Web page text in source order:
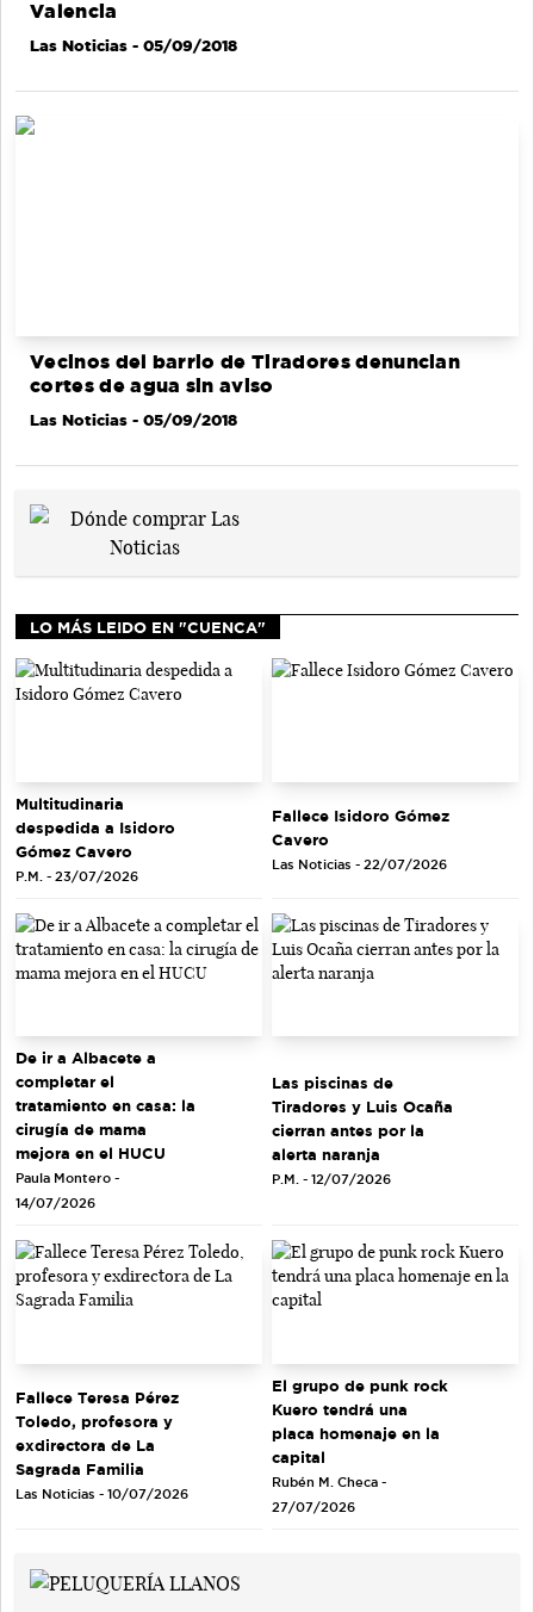
Valencia
Las Noticias - 05/09/2018
Vecinos del barrio de Tiradores denuncian
cortes de agua sin aviso
Las Noticias - 05/09/2018
LO MÁS LEIDO EN "CUENCA"
Multitudinaria
despedida a Isidoro
Gómez Cavero
P.M. - 23/07/2026
Fallece Isidoro Gómez
Cavero
Las Noticias - 22/07/2026
De ir a Albacete a
completar el
tratamiento en casa: la
cirugía de mama
mejora en el HUCU
Paula Montero -
14/07/2026
Las piscinas de
Tiradores y Luis Ocaña
cierran antes por la
alerta naranja
P.M. - 12/07/2026
Fallece Teresa Pérez
Toledo, profesora y
exdirectora de La
Sagrada Familia
Las Noticias - 10/07/2026
El grupo de punk rock
Kuero tendrá una
placa homenaje en la
capital
Rubén M. Checa -
27/07/2026